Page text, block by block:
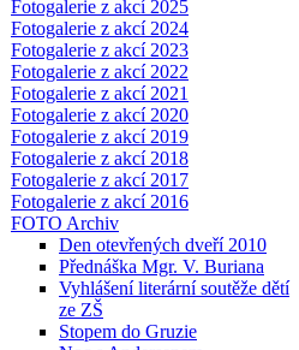
Fotogalerie z akcí 2025
Fotogalerie z akcí 2024
Fotogalerie z akcí 2023
Fotogalerie z akcí 2022
Fotogalerie z akcí 2021
Fotogalerie z akcí 2020
Fotogalerie z akcí 2019
Fotogalerie z akcí 2018
Fotogalerie z akcí 2017
Fotogalerie z akcí 2016
FOTO Archiv
Den otevřených dveří 2010
Přednáška Mgr. V. Buriana
Vyhlášení literární soutěže dětí
ze ZŠ
Stopem do Gruzie